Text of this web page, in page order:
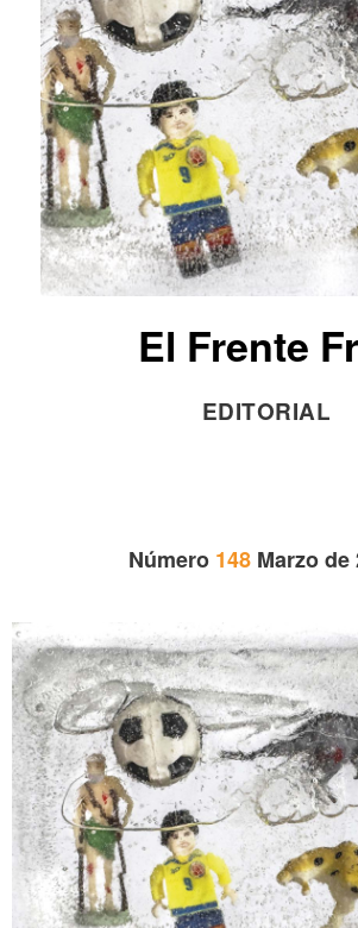
El Frente
EDITORIAL
Número 148 Marzo de